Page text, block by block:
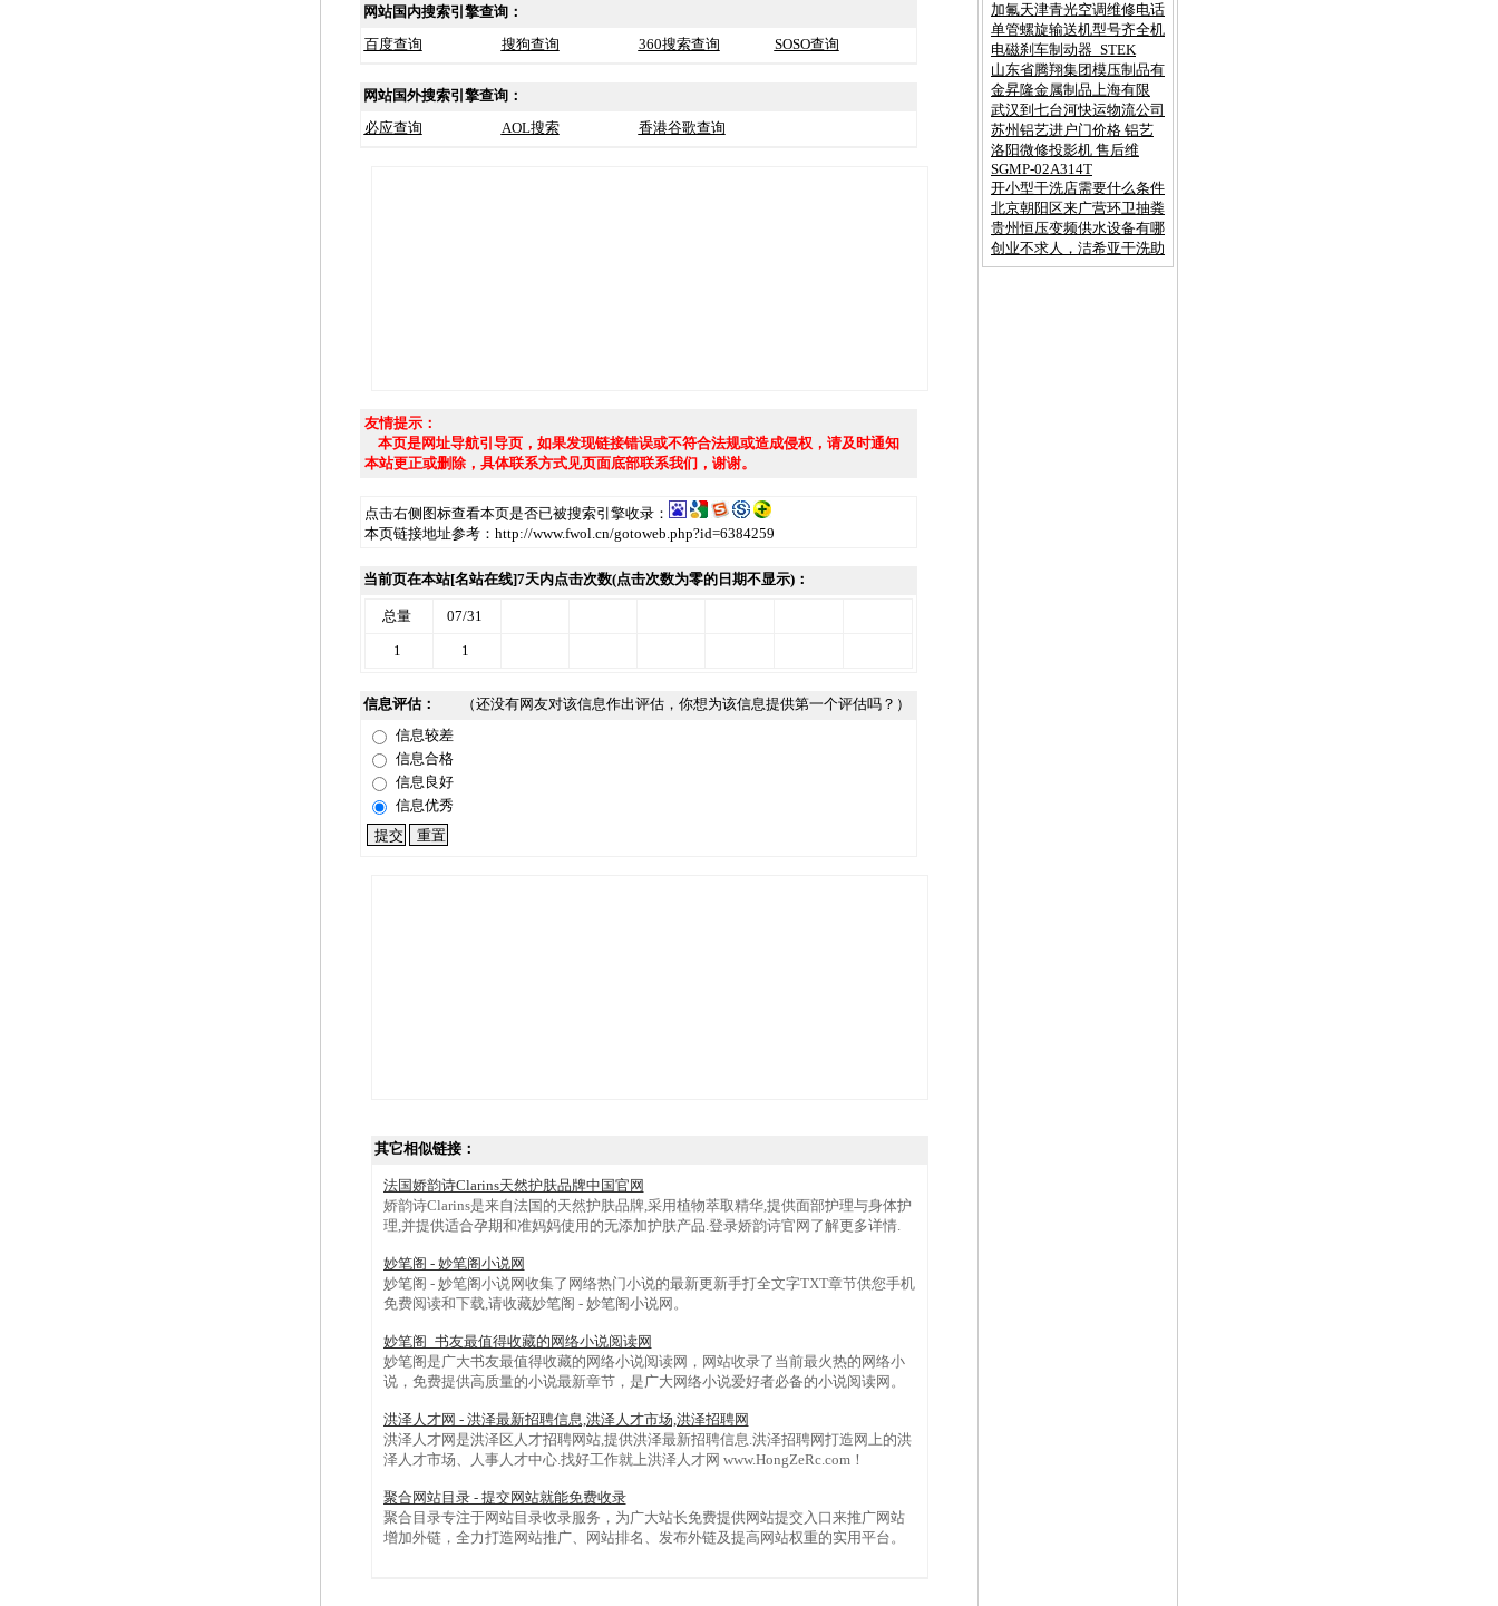
网站国内搜索引擎查询：
百度查询
搜狗查询 360搜索查询 SOSO查询
网站国外搜索引擎查询：
必应查询
AOL搜索 香港谷歌查询
友情提示：
本页是网址导航引导页，如果发现链接错误或不符合法规或造成侵权，请及时通知
本站更正或删除，具体联系方式见页面底部联系我们，谢谢。
点击右侧图标查看本页是否已被搜索引擎收录：
本页链接地址参考：http://www.fwol.cn/gotoweb.php?id=6384259
当前页在本站[名站在线]7天内点击次数(点击次数为零的日期不显示)：
总量 07/31
1 1
信息评估：
（还没有网友对该信息作出评估，你想为该信息提供第一个评估吗？）
信息较差
信息合格
信息良好
信息优秀
其它相似链接：
法国娇韵诗Clarins天然护肤品牌中国官网
娇韵诗Clarins是来自法国的天然护肤品牌,采用植物萃取精华,提供面部护理与身体护
理,并提供适合孕期和准妈妈使用的无添加护肤产品.登录娇韵诗官网了解更多详情.
妙笔阁 - 妙笔阁小说网
妙笔阁 - 妙笔阁小说网收集了网络热门小说的最新更新手打全文字TXT章节供您手机
免费阅读和下载,请收藏妙笔阁 - 妙笔阁小说网。
妙笔阁_书友最值得收藏的网络小说阅读网
妙笔阁是广大书友最值得收藏的网络小说阅读网，网站收录了当前最火热的网络小
说，免费提供高质量的小说最新章节，是广大网络小说爱好者必备的小说阅读网。
洪泽人才网 - 洪泽最新招聘信息,洪泽人才市场,洪泽招聘网
洪泽人才网是洪泽区人才招聘网站,提供洪泽最新招聘信息.洪泽招聘网打造网上的洪
泽人才市场、人事人才中心.找好工作就上洪泽人才网 www.HongZeRc.com！
聚合网站目录 - 提交网站就能免费收录
聚合目录专注于网站目录收录服务，为广大站长免费提供网站提交入口来推广网站
增加外链，全力打造网站推广、网站排名、发布外链及提高网站权重的实用平台。
加氟天津青光空调维修电话
单管螺旋输送机型号齐全机
电磁刹车制动器_STEK
山东省腾翔集团模压制品有
金昇隆金属制品上海有限
武汉到七台河快运物流公司
苏州铝艺进户门价格 铝艺
洛阳微修投影机 售后维
SGMP-02A314T
开小型干洗店需要什么条件
北京朝阳区来广营环卫抽粪
贵州恒压变频供水设备有哪
创业不求人，洁希亚干洗助